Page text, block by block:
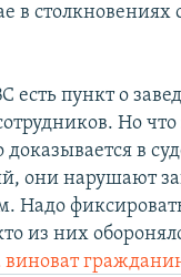
в столкновениях
есть пункт о
Но
в
они нарушают
Надо
из них
виноват